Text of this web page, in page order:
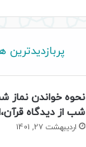
پربازدیدترین
نحوه خواندن نماز
شب از دیدگاه
اردیبهشت 27, 1401